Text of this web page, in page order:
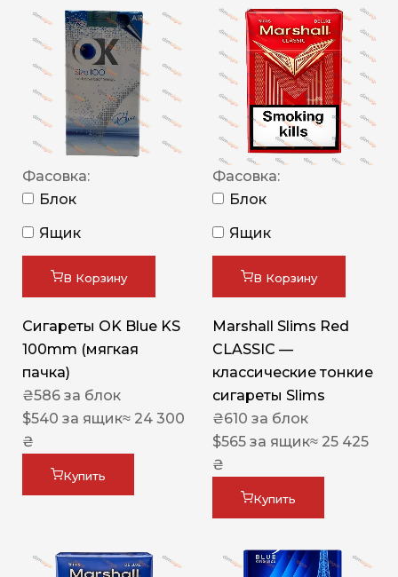
Фасовка:
Блок
Ящик
В Корзину
Сигареты OK Blue KS
100mm (мягкая
пачка)
₴586 за блок
$540 за ящик≈ 24 300
₴
Купить
Фасовка:
Блок
Ящик
В Корзину
Marshall Slims Red
CLASSIC —
классические тонкие
сигареты Slims
₴610 за блок
$565 за ящик≈ 25 425
₴
Купить